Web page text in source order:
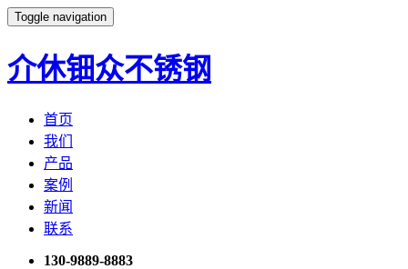
Toggle navigation
介休钿众不锈钢
首页
我们
产品
案例
新闻
联系
130-9889-8883